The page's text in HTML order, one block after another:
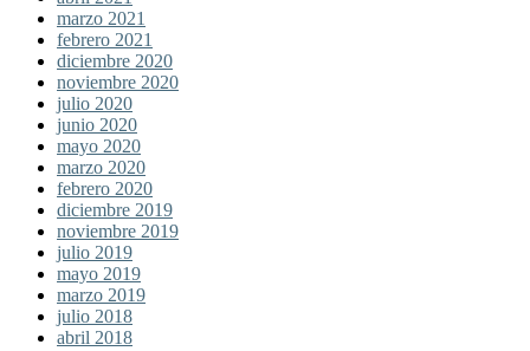
marzo 2021
febrero 2021
diciembre 2020
noviembre 2020
julio 2020
junio 2020
mayo 2020
marzo 2020
febrero 2020
diciembre 2019
noviembre 2019
julio 2019
mayo 2019
marzo 2019
julio 2018
abril 2018